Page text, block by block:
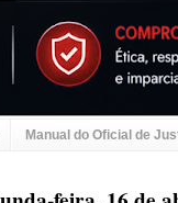
Manual do Oficial de